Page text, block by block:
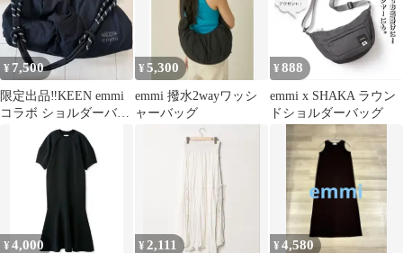
¥ 7,500
限定出品‼️KEEN emmi
コラボ ショルダーバッ
グ ブラック
¥5,300
emmi 撥水2wayワッシ
ャーバッグ
¥ 888
emmi x SHAKA ラウン
ドショルダーバッグ
¥4,000 ¥2,111 ¥4,580